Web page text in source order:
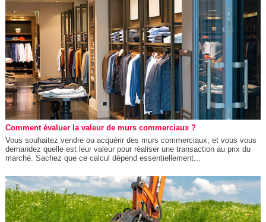
Comment évaluer la valeur de murs commerciaux ?
Vous souhaitez vendre ou acquérir des murs commerciaux, et vous vous
demandez quelle est leur valeur pour réaliser une transaction au prix du
marché. Sachez que ce calcul dépend essentiellement...